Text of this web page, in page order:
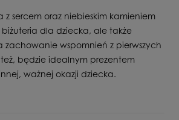
z sercem oraz niebieskim kamieniem
dla dziecka, ale także
zachowanie wspomnień z pierwszych
będzie idealnym prezentem
ważnej okazji dziecka.